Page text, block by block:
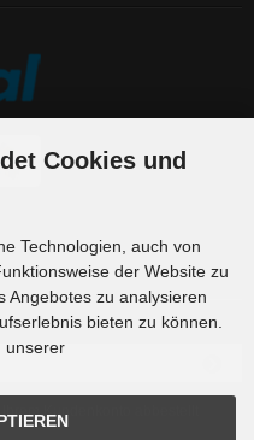
Kundenkonto abbestellt
Cookies und
Technologien, auch von
der Website zu
Angebotes zu analysieren
bieten zu können.
unserer